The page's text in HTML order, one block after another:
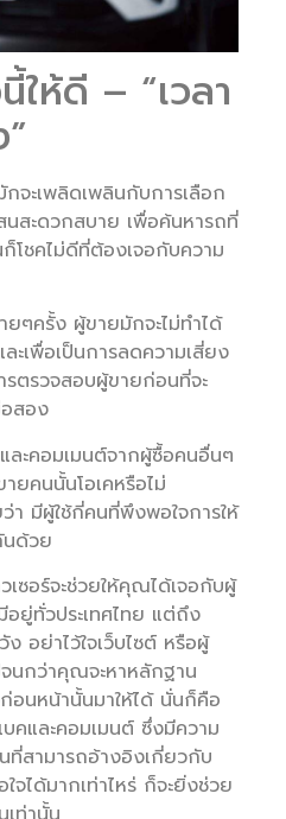
ให้ดี – “เวลา
จะเพลิดเพลินกับการเลือก
สะดวกสบาย เพื่อค้นหารถที่
โชคไม่ดีที่ต้องเจอกับความ
ๆครั้ง ผู้ขายมักจะไม่ทำได้
ะเพื่อเป็นการลดความเสี่ยง
ตรวจสอบผู้ขายก่อนที่จะ
สอง
ะคอมเมนต์จากผู้ซื้อคนอื่นๆ
ยคนนั้นโอเคหรือไม่
มีผู้ใช้กี่คนที่พึงพอใจการให้
นด้วย
ซอร์จะช่วยให้คุณได้เจอกับผู้
ยู่ทั่วประเทศไทย แต่ถึง
อย่าไว้ใจเว็บไซต์ หรือผู้
จนกว่าคุณจะหาหลักฐาน
อนหน้านั้นมาให้ได้ นั่นก็คือ
คและคอมเมนต์ ซึ่งมีความ
สามารถอ้างอิงเกี่ยวกับ
ได้มากเท่าไหร่ ก็จะยิ่งช่วย